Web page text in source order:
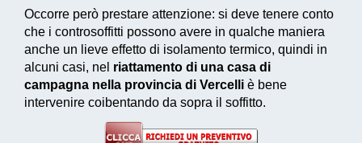
Occorre però prestare attenzione: si deve tenere conto
che i controsoffitti possono avere in qualche maniera
anche un lieve effetto di isolamento termico, quindi in
alcuni casi, nel riattamento di una casa di
campagna nella provincia di Vercelli è bene
intervenire coibentando da sopra il soffitto.